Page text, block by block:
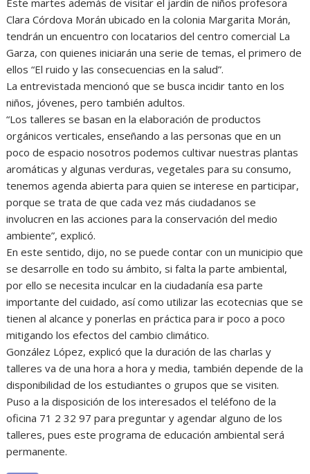
Este martes además de visitar el jardín de niños profesora
Clara Córdova Morán ubicado en la colonia Margarita Morán,
tendrán un encuentro con locatarios del centro comercial La
Garza, con quienes iniciarán una serie de temas, el primero de
ellos “El ruido y las consecuencias en la salud”.
La entrevistada mencionó que se busca incidir tanto en los
niños, jóvenes, pero también adultos.
“Los talleres se basan en la elaboración de productos
orgánicos verticales, enseñando a las personas que en un
poco de espacio nosotros podemos cultivar nuestras plantas
aromáticas y algunas verduras, vegetales para su consumo,
tenemos agenda abierta para quien se interese en participar,
porque se trata de que cada vez más ciudadanos se
involucren en las acciones para la conservación del medio
ambiente”, explicó.
En este sentido, dijo, no se puede contar con un municipio que
se desarrolle en todo su ámbito, si falta la parte ambiental,
por ello se necesita inculcar en la ciudadanía esa parte
importante del cuidado, así como utilizar las ecotecnias que se
tienen al alcance y ponerlas en práctica para ir poco a poco
mitigando los efectos del cambio climático.
González López, explicó que la duración de las charlas y
talleres va de una hora a hora y media, también depende de la
disponibilidad de los estudiantes o grupos que se visiten.
Puso a la disposición de los interesados el teléfono de la
oficina 71 2 32 97 para preguntar y agendar alguno de los
talleres, pues este programa de educación ambiental será
permanente.